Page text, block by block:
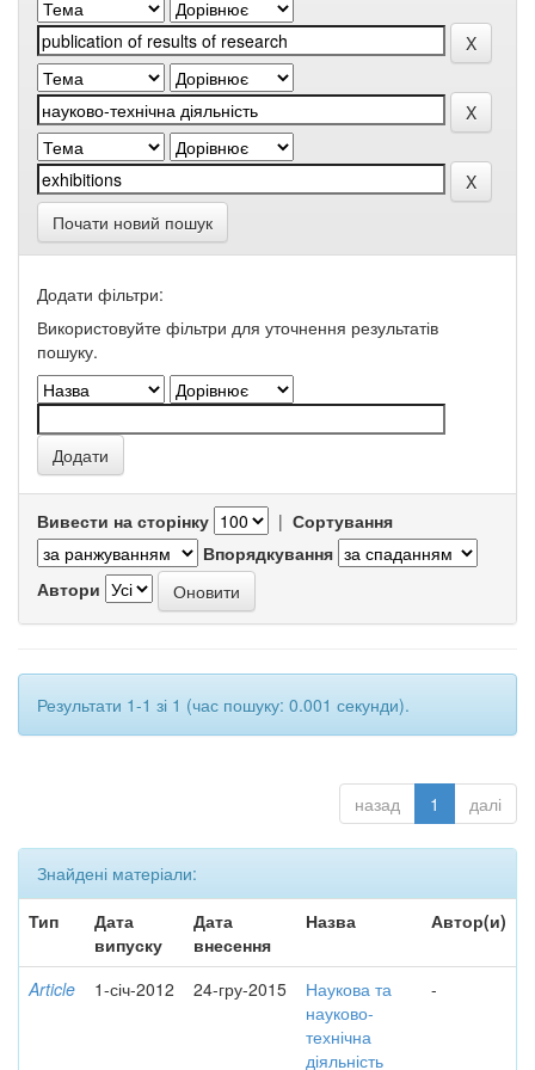
Почати новий пошук
Додати фільтри:
Використовуйте фільтри для уточнення результатів
пошуку.
Вивести на сторінку | Сортування
Впорядкування
Автори
Результати 1-1 зі 1 (час пошуку: 0.001 секунди).
назад 1 далі
Знайдені матеріали:
Тип
Дата
випуску
Дата
внесення
Назва Автор(и)
Article 1-січ-2012 24-гру-2015
Наукова та
науково-
технічна
діяльність
-